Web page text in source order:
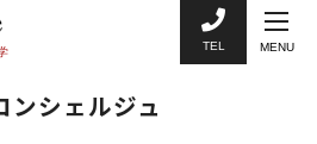
TEL MENU
ンシェルジュ